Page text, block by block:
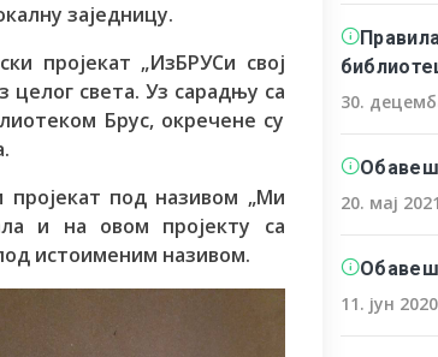
заједницу.
пројекат „ИзБРУСи свој
целог света. Уз сарадњу са
Брус, окречене су
пројекат под називом „Ми
и на овом пројекту са
истоименим називом.
30.
20. мај
11. јун